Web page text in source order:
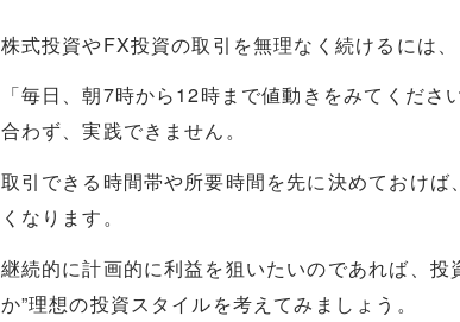
株式投資やFX投資の取引を無理なく続けるには
「毎日、朝7時から12時まで値動きをみてくだ
合わず、実践できません。
取引できる時間帯や所要時間を先に決めておけ
くなります。
継続的に計画的に利益を狙いたいのであれば、
か”理想の投資スタイルを考えてみましょう。